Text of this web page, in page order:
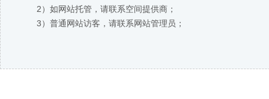
2）如网站托管，请联系空间提供商；
3）普通网站访客，请联系网站管理员；